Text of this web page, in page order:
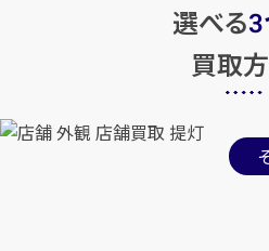
選べる3
買取